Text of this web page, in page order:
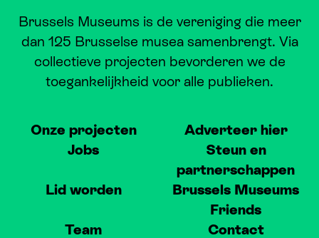
Brussels Museums is de vereniging die meer
dan 125 Brusselse musea samenbrengt. Via
collectieve projecten bevorderen we de
toegankelijkheid voor alle publieken.
Onze projecten
Adverteer hier
Jobs
Steun en
partnerschappen
Lid worden
Brussels Museums
Friends
Team
Contact